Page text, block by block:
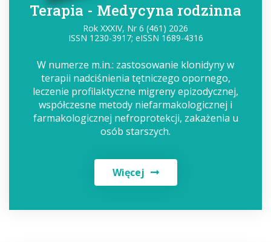
Terapia - Medycyna rodzinna
Rok XXXIV, Nr 6 (461) 2026
ISSN 1230-3917; eISSN 1689-4316
W numerze m.in.: zastosowanie klonidyny w
terapii nadciśnienia tętniczego opornego,
leczenie profilaktyczne migreny epizodycznej,
współczesne metody niefarmakologicznej i
farmakologicznej nefroprotekcji, zakażenia u
osób starszych.
Więcej